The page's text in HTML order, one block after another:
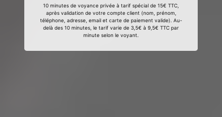
10 minutes de voyance privée à tarif spécial de 15€ TTC,
après validation de votre compte client (nom, prénom,
téléphone, adresse, email et carte de paiement valide). Au-
delà des 10 minutes, le tarif varie de 3,5€ à 9,5€ TTC par
minute selon le voyant.